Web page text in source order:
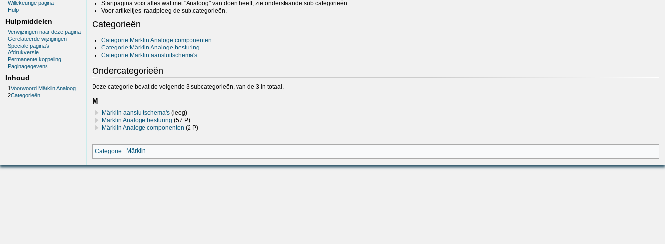
Willekeurige pagina
Hulp
Hulpmiddelen
Verwijzingen naar deze pagina
Gerelateerde wijzigingen
Speciale pagina's
Afdrukversie
Permanente koppeling
Paginagegevens
Inhoud
1Voorwoord Märklin Analoog
2Categorieën
Startpagina voor alles wat met "Analoog" van doen heeft, zie onderstaande sub.categorieën.
Voor artikeltjes, raadpleeg de sub.categorieën.
Categorieën
Categorie:Märklin Analoge componenten
Categorie:Märklin Analoge besturing
Categorie:Märklin aansluitschema's
Ondercategorieën
Deze categorie bevat de volgende 3 subcategorieën, van de 3 in totaal.
M
Märklin aansluitschema's (leeg)
Märklin Analoge besturing (57 P)
Märklin Analoge componenten (2 P)
Categorie: Märklin